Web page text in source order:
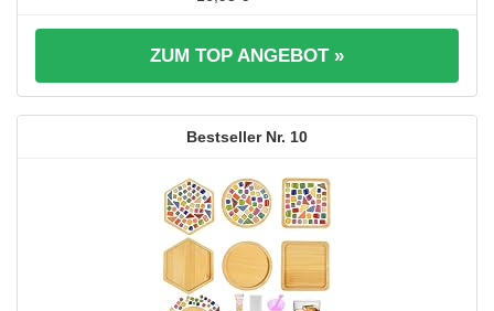
ZUM TOP ANGEBOT »
10